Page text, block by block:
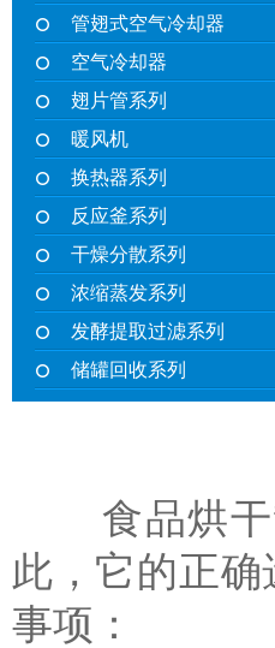
管翅式空气冷却器
空气冷却器
翅片管系列
暖风机
换热器系列
反应釜系列
干燥分散系列
浓缩蒸发系列
发酵提取过滤系列
储罐回收系列
食品烘干散
此，它的正
事项：